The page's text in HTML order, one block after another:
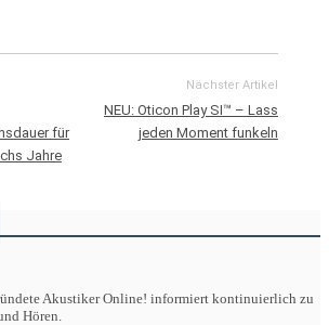
für
Jahre
Nächster Artikel
NEU: Oticon Play SI™ – Lass
jeden Moment funkeln
Akustiker Online! informiert kontinuierlich zu
Hören.